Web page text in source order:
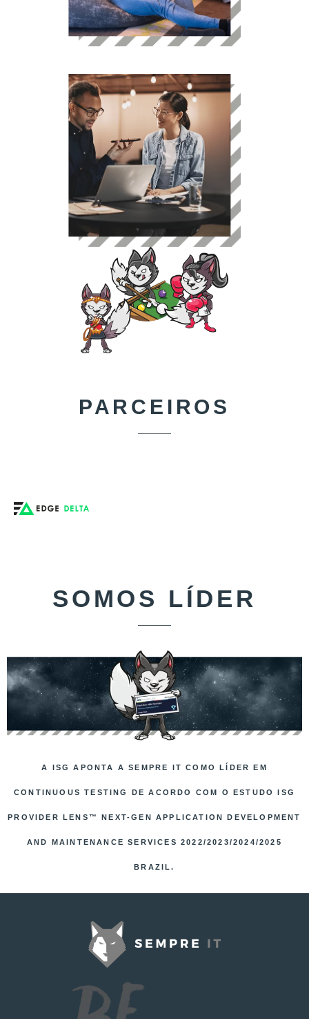
PARCEIROS
SOMOS LÍDER
A ISG APONTA A SEMPRE IT COMO LÍDER EM
CONTINUOUS TESTING DE ACORDO COM O ESTUDO ISG
PROVIDER LENS™ NEXT-GEN APPLICATION DEVELOPMENT
AND MAINTENANCE SERVICES 2022/2023/2024/2025
BRAZIL.